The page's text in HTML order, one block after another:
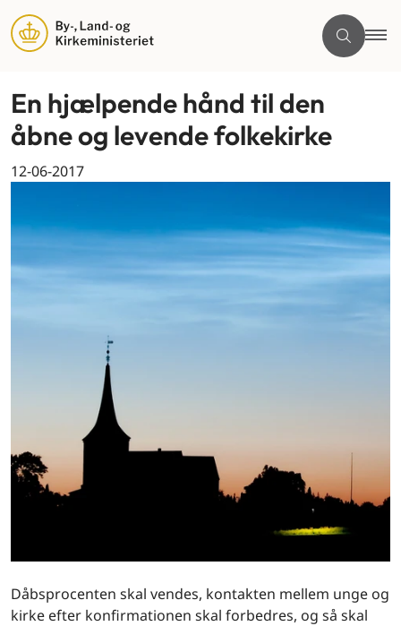
En hjælpende hånd til den
åbne og levende folkekirke
12-06-2017
Dåbsprocenten skal vendes, kontakten mellem unge og
kirke efter konfirmationen skal forbedres, og så skal